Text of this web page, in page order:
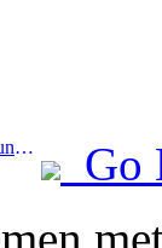
Prev:Ende 2023 werden Chinas geplante und im Bau befindliche Hotels mit einer Rekordzahl an Projekten und Zimmern enden
Go